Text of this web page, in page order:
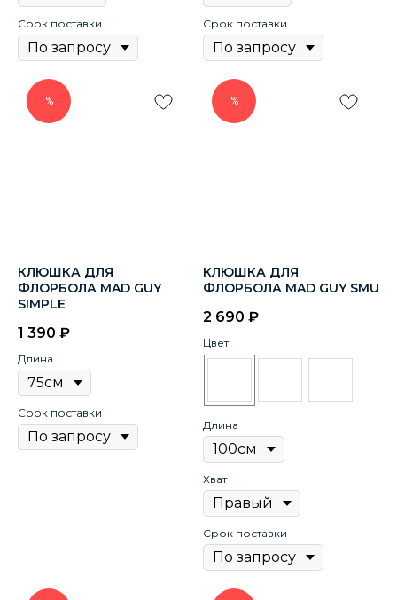
Срок поставки Срок поставки
%
КЛЮШКА ДЛЯ
ФЛОРБОЛА MAD GUY
SIМРLЕ
1 390 ₽
Длина
Срок поставки
%
КЛЮШКА ДЛЯ
ФЛОРБОЛА MAD GUY SМU
2 690 ₽
Цвет
Длина
Хват
Срок поставки